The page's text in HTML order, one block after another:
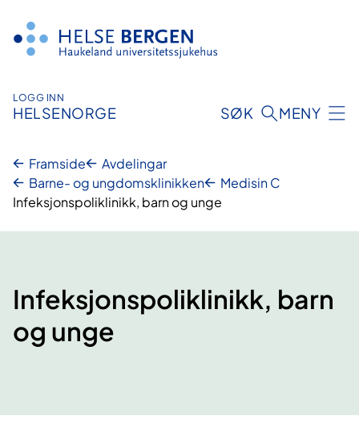
innhald
LOGG INN
HELSENORGE SØK MENY
Framside
Avdelingar
Barne- og ungdomsklinikken
Medisin C
Infeksjonspoliklinikk, barn og unge
Infeksjonspoliklinikk, barn
og unge